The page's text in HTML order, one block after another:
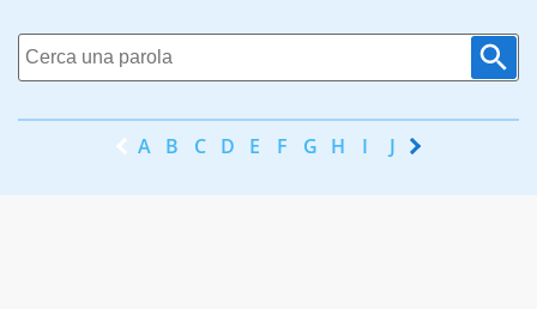
A B C D E F G H I J K